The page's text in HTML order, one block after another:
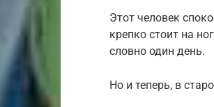
Этот человек
крепко стоит на
словно один день.
Но и теперь, в